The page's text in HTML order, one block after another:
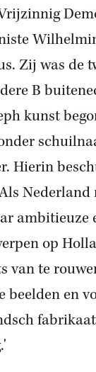
Zij was de
B
kunst
Hierin
Nederland
ambitieuze
op
van te
beelden en